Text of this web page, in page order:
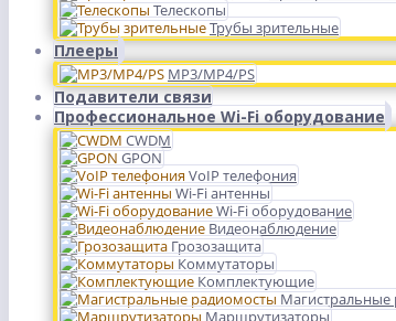
Телескопы
Трубы зрительные
Плееры
MP3/MP4/PS
Подавители связи
Профессиональное Wi-Fi оборудование
CWDM
GPON
VoIP телефония
Wi-Fi антенны
Wi-Fi оборудование
Видеонаблюдение
Грозозащита
Коммутаторы
Комплектующие
Магистральные
Маршрутизаторы